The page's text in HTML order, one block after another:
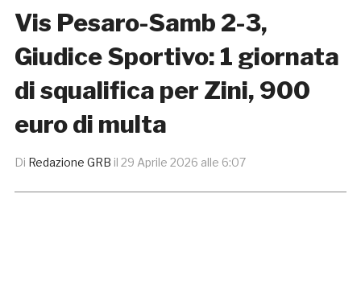
Vis Pesaro-Samb 2-3,
Giudice Sportivo: 1 giornata
di squalifica per Zini, 900
euro di multa
Di Redazione GRB il 29 Aprile 2026 alle 6:07